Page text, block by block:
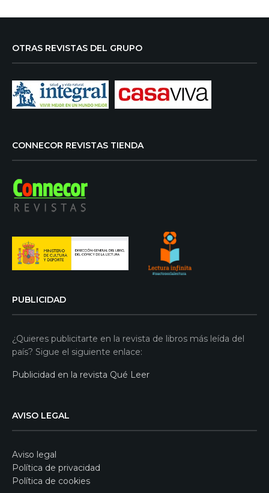
OTRAS REVISTAS DEL GRUPO
CONNECOR REVISTAS TIENDA
PUBLICIDAD
¿Quieres publicitarte en la revista de libros más leída del
país? Sigue el siguiente enlace:
Publicidad en la revista Qué Leer
AVISO LEGAL
Aviso legal
Política de privacidad
Política de cookies